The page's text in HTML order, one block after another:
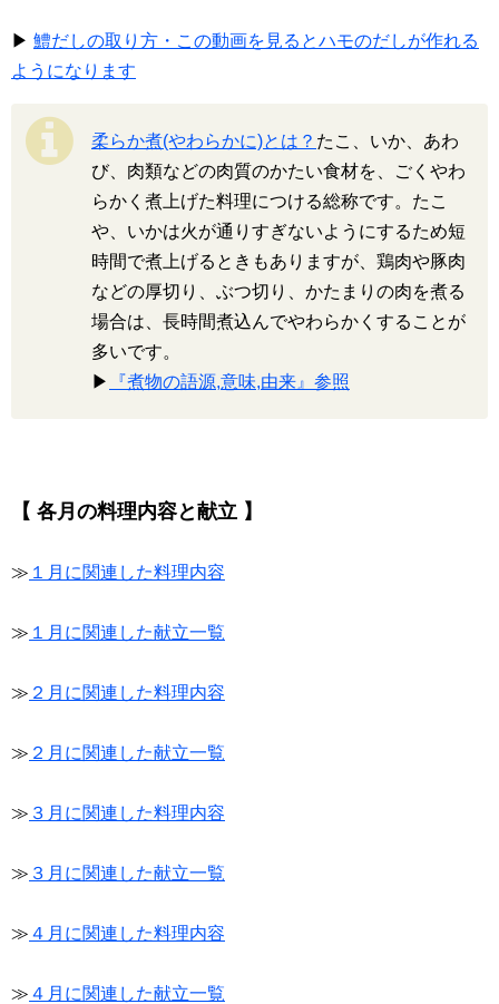
▶ 鱧だしの取り方・この動画を見るとハモのだしが作れる
ようになります
柔らか煮(やわらかに)とは？ たこ、いか、あわ
び、肉類などの肉質のかたい食材を、ごくやわ
らかく煮上げた料理につける総称です。たこ
や、いかは火が通りすぎないようにするため短
時間で煮上げるときもありますが、鶏肉や豚肉
などの厚切り、ぶつ切り、かたまりの肉を煮る
場合は、長時間煮込んでやわらかくすることが
多いです。
▶
『煮物の語源,意味,由来』参照
【 各月の料理内容と献立 】
≫ １月に関連した料理内容
≫ １月に関連した献立一覧
≫ ２月に関連した料理内容
≫ ２月に関連した献立一覧
≫ ３月に関連した料理内容
≫ ３月に関連した献立一覧
≫ ４月に関連した料理内容
≫ ４月に関連した献立一覧